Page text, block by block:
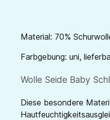
Material: 70%
Farbgebung: uni,
Wolle Seide Baby
Diese besondere